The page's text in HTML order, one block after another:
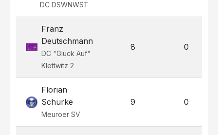
DC DSWNWST
Franz
Deutschmann
DC "Glück Auf"
Klettwitz 2
8 0
Florian
Schurke
Meuroer SV
9 0